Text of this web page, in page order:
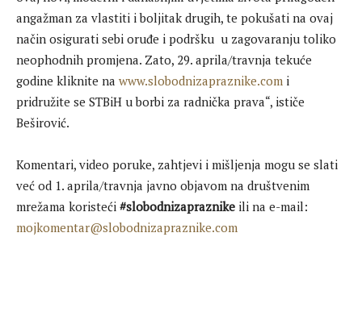
angažman za vlastiti i boljitak drugih, te pokušati na ovaj
način osigurati sebi oruđe i podršku u zagovaranju toliko
neophodnih promjena. Zato, 29. aprila/travnja tekuće
godine kliknite na www.slobodnizapraznike.com i
pridružite se STBiH u borbi za radnička prava“, ističe
Beširović.
Komentari, video poruke, zahtjevi i mišljenja mogu se slati
već od 1. aprila/travnja javno objavom na društvenim
mrežama koristeći #slobodnizapraznike ili na e-mail:
mojkomentar@slobodnizapraznike.com